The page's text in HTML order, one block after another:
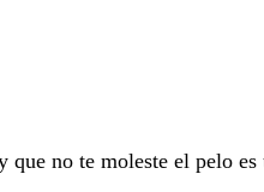
no te moleste el pelo